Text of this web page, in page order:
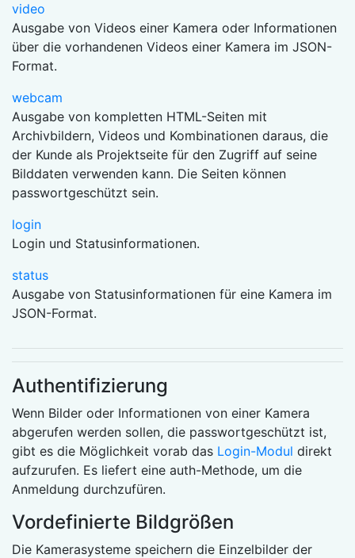
video
Ausgabe von Videos einer Kamera oder Informationen
über die vorhandenen Videos einer Kamera im JSON-
Format.
webcam
Ausgabe von kompletten HTML-Seiten mit
Archivbildern, Videos und Kombinationen daraus, die
der Kunde als Projektseite für den Zugriff auf seine
Bilddaten verwenden kann. Die Seiten können
passwortgeschützt sein.
login
Login und Statusinformationen.
status
Ausgabe von Statusinformationen für eine Kamera im
JSON-Format.
Authentifizierung
Wenn Bilder oder Informationen von einer Kamera
abgerufen werden sollen, die passwortgeschützt ist,
gibt es die Möglichkeit vorab das Login-Modul direkt
aufzurufen. Es liefert eine auth-Methode, um die
Anmeldung durchzufüren.
Vordefinierte Bildgrößen
Die Kamerasysteme speichern die Einzelbilder der